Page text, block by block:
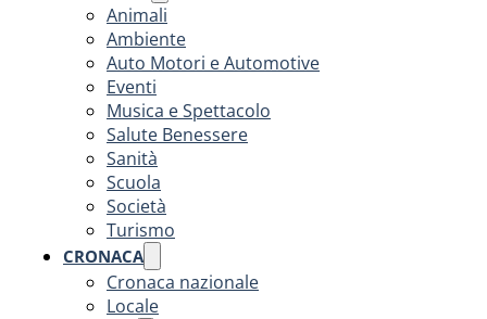
Animali
Ambiente
Auto Motori e Automotive
Eventi
Musica e Spettacolo
Salute Benessere
Sanità
Scuola
Società
Turismo
CRONACA
Cronaca nazionale
Locale